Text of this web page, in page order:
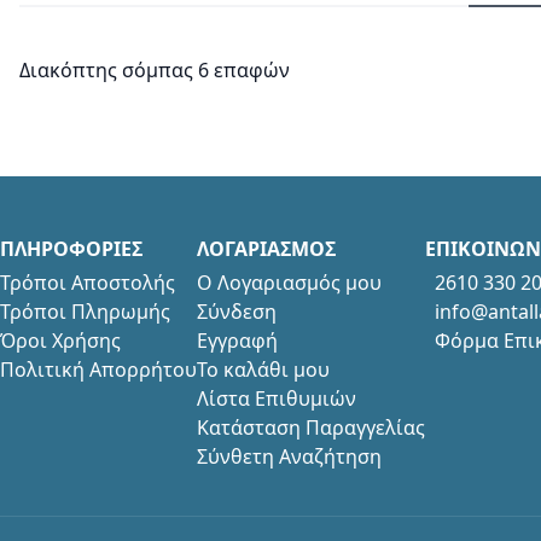
Διακόπτης σόμπας 6 επαφών
ΠΛΗΡΟΦΟΡΙΕΣ
Τρόποι Αποστολής
Τρόποι Πληρωμής
Όροι Χρήσης
Πολιτική Απορρήτου
ΛΟΓΑΡΙΑΣΜΟΣ
Ο Λογαριασμός μου
Σύνδεση
Εγγραφή
Το καλάθι μου
Λίστα Επιθυμιών
Κατάσταση Παραγγελίας
Σύνθετη Αναζήτηση
2610 330
Φόρμα